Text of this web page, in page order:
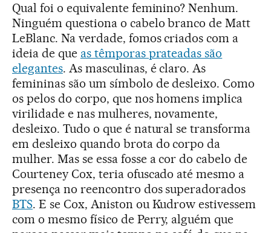
Qual foi o equivalente feminino? Nenhum.
Ninguém questiona o cabelo branco de Matt
LeBlanc. Na verdade, fomos criados com a
ideia de que as têmporas prateadas são
elegantes. As masculinas, é claro. As
femininas são um símbolo de desleixo. Como
os pelos do corpo, que nos homens implica
virilidade e nas mulheres, novamente,
desleixo. Tudo o que é natural se transforma
em desleixo quando brota do corpo da
mulher. Mas se essa fosse a cor do cabelo de
Courteney Cox, teria ofuscado até mesmo a
presença no reencontro dos superadorados
BTS. E se Cox, Aniston ou Kudrow estivessem
com o mesmo físico de Perry, alguém que